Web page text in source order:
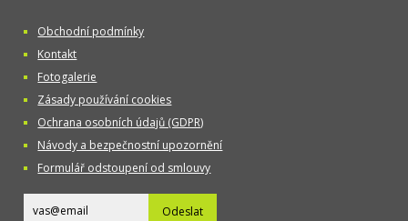
Obchodní podmínky
Kontakt
Fotogalerie
Zásady používání cookies
Ochrana osobních údajů (GDPR)
Návody a bezpečnostní upozornění
Formulář odstoupení od smlouvy
Odeslat